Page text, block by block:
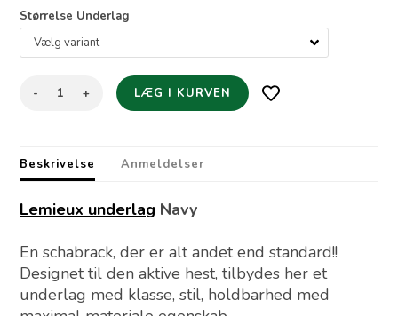
Størrelse Underlag
- +
Beskrivelse Anmeldelser
Lemieux underlag Navy
En schabrack, der er alt andet end standard!!
Designet til den aktive hest, tilbydes her et
underlag med klasse, stil, holdbarhed med